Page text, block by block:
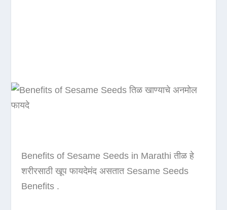
Benefits of Sesame Seeds in Marathi तीळ हे
शरीरसाठी खूप फायदेमंद असतात Sesame Seeds
Benefits .